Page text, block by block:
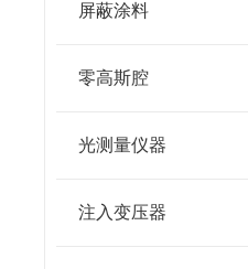
屏蔽涂料
零高斯腔
光测量仪器
注入变压器